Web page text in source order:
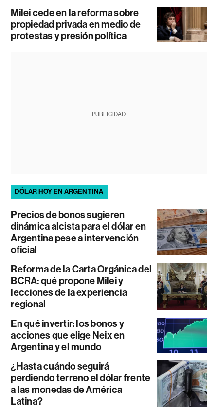
Milei cede en la reforma sobre
propiedad privada en medio de
protestas y presión política
PUBLICIDAD
DÓLAR HOY EN ARGENTINA
Precios de bonos sugieren
dinámica alcista para el dólar en
Argentina pese a intervención
oficial
Reforma de la Carta Orgánica del
BCRA: qué propone Milei y
lecciones de la experiencia
regional
En qué invertir: los bonos y
acciones que elige Neix en
Argentina y el mundo
¿Hasta cuándo seguirá
perdiendo terreno el dólar frente
a las monedas de América
Latina?